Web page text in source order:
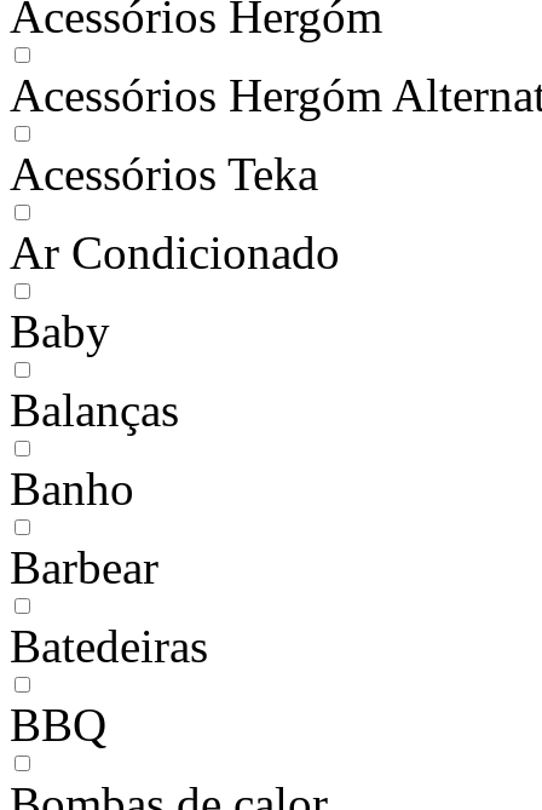
Acessórios Hergóm
Acessórios Hergóm
Acessórios Teka
Ar Condicionado
Baby
Balanças
Banho
Barbear
Batedeiras
BBQ